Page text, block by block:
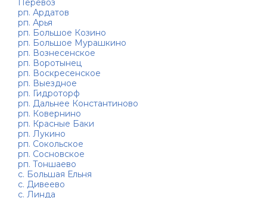
Перевоз
рп. Ардатов
рп. Арья
рп. Большое Козино
рп. Большое Мурашкино
рп. Вознесенское
рп. Воротынец
рп. Воскресенское
рп. Выездное
рп. Гидроторф
рп. Дальнее Константиново
рп. Ковернино
рп. Красные Баки
рп. Лукино
рп. Сокольское
рп. Сосновское
рп. Тоншаево
с. Большая Ельня
с. Дивеево
с. Линда